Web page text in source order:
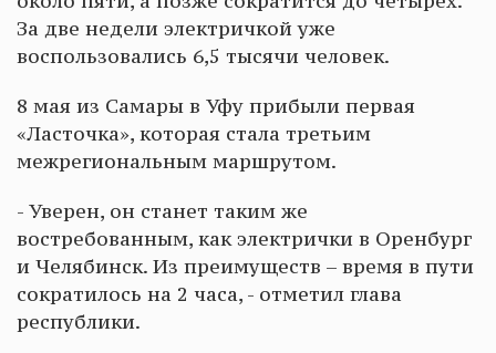
За две недели электричкой уже
воспользовались 6,5 тысячи человек.
8 мая из Самары в Уфу прибыли первая
«Ласточка», которая стала третьим
межрегиональным маршрутом.
- Уверен, он станет таким же
востребованным, как электрички в Оренбург
и Челябинск. Из преимуществ – время в пути
сократилось на 2 часа, - отметил глава
республики.